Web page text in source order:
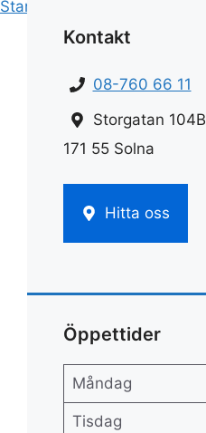
Start
Kontakt
08-760 66 11
Storgatan 104B
171 55 Solna
Hitta oss
Öppettider
Måndag
Tisdag